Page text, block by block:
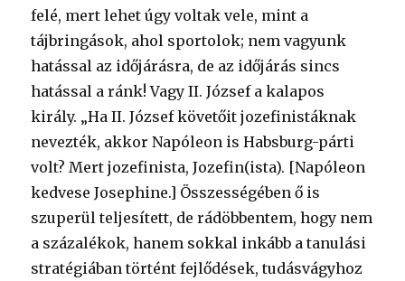
felé, mert lehet úgy voltak vele, mint a
tájbringások, ahol sportolok; nem vagyunk
hatással az időjárásra, de az időjárás sincs
hatással a ránk! Vagy II. József a kalapos
király. „Ha II. József követőit jozefinistáknak
nevezték, akkor Napóleon is Habsburg-párti
volt? Mert jozefinista, Jozefin(ista). [Napóleon
kedvese Josephine.] Összességében ő is
szuperül teljesített, de rádöbbentem, hogy nem
a százalékok, hanem sokkal inkább a tanulási
stratégiában történt fejlődések, tudásvágyhoz